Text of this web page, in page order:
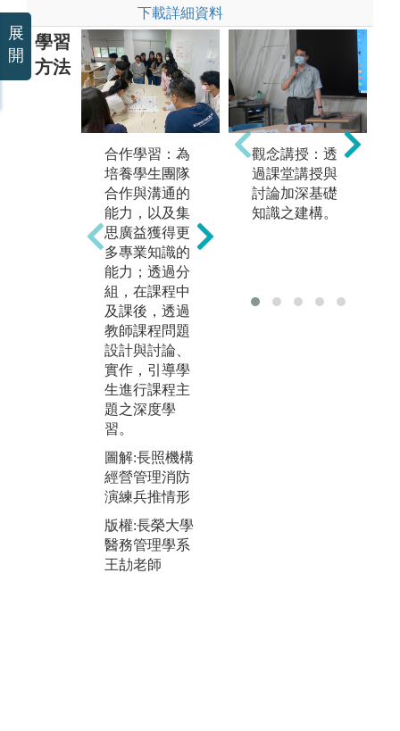
下載詳細資料
學習
方法
合作學習：為
培養學生團隊
合作與溝通的
能力，以及集
思廣益獲得更
多專業知識的
能力；透過分
組，在課程中
及課後，透過
教師課程問題
設計與討論、
實作，引導學
生進行課程主
題之深度學
習。
圖解:長照機構
經營管理消防
演練兵推情形
版權:長榮大學
醫務管理學系
王劼老師
問題導向學
習：為使學生
具備於情境中
理解與活用知
識之能力，教
師設計醫療與
管理專業情境
問題，透過問
實務結合之討
觀念講授：透
過課堂講授與
討論加深基礎
知識之建構。
展
開